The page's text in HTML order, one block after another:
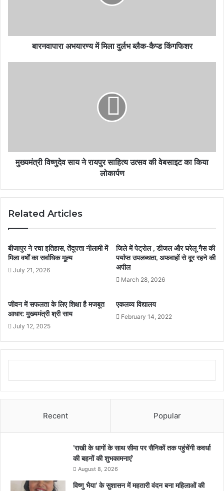
बारनवापारा अभयारण्य में मिला दुर्लभ ब्लैक-कैप्ड किंगफिशर
मुख्यमंत्री विष्णुदेव साय ने रायपुर साहित्य उत्सव की वेबसाइट का किया
लोकार्पण
Related Articles
बीजापुर ने रचा इतिहास, तेंदूपत्ता नीलामी में
मिला वर्षों का सर्वाधिक मूल्य
July 21, 2026
जिले में पेट्रोल , डीजल और घरेलू गैस की
पर्याप्त उपलब्धता, अफवाहों से दूर रहने की
अपील
March 28, 2026
जीवन में सफलता के लिए शिक्षा है मजबूत
आधार: मुख्यमंत्री श्री साय
July 12, 2025
एकलव्य विद्यालय
February 14, 2022
Recent Popular
’राखी के धागों के साथ सीमा पर सैनिकों तक पहुंचेंगी कवर्धा
की बहनों की शुभकामनाएं’
August 8, 2026
विष्णु भैया’ के सुशासन में महतारी वंदन बना महिलाओं की